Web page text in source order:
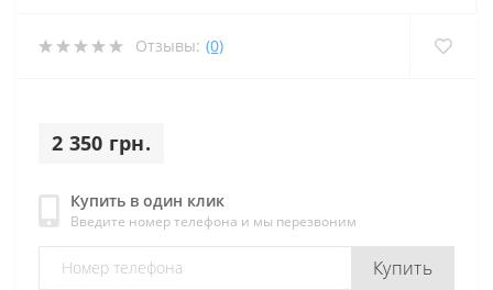
Отзывы: (0)
2 350 грн.
Купить в один клик
Введите номер телефона и мы перезвоним
Купить